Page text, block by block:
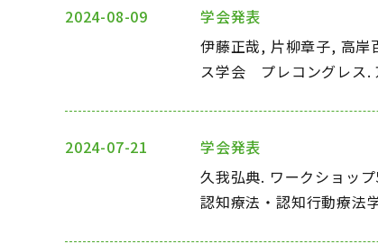
2024-08-09
学会発表
伊藤正哉, 片柳章子, 高岸
ス学会 プレコングレス.
2024-07-21
学会発表
久我弘典. ワークショッ
認知療法・認知行動療法